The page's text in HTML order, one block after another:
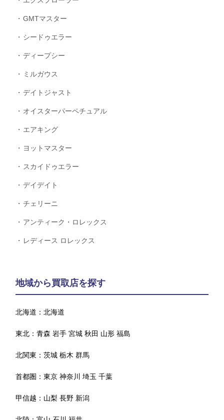
GMTマスター
シードゥエラー
ディープシー
ミルガウス
デイトジャスト
オイスターパーペチュアル
エアキング
ヨットマスター
スカイドゥエラー
デイデイト
チェリーニ
アンティーク・ロレックス
レディース ロレックス
地域から買取店を探す
北海道：北海道
東北：青森 岩手 宮城 秋田 山形 福島
北関東：茨城 栃木 群馬
首都圏：東京 神奈川 埼玉 千葉
甲信越： 山梨 長野 新潟